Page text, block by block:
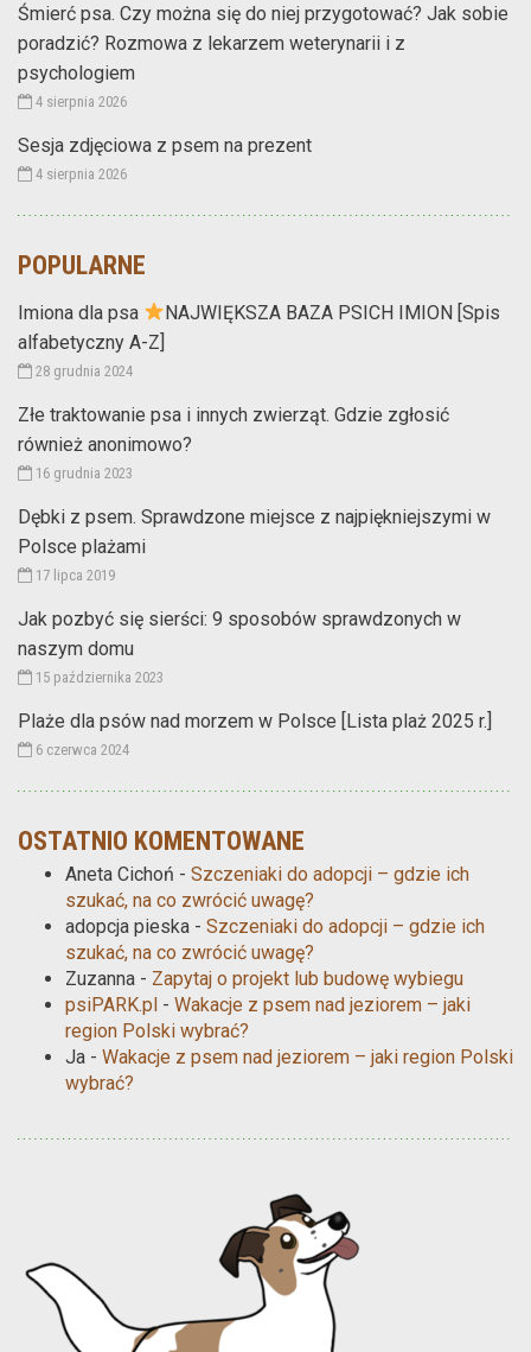
Śmierć psa. Czy można się do niej przygotować? Jak sobie
poradzić? Rozmowa z lekarzem weterynarii i z
psychologiem
4 sierpnia 2026
Sesja zdjęciowa z psem na prezent
4 sierpnia 2026
POPULARNE
Imiona dla psa
NAJWIĘKSZA BAZA PSICH IMION [Spis
alfabetyczny A-Z]
28 grudnia 2024
Złe traktowanie psa i innych zwierząt. Gdzie zgłosić
również anonimowo?
16 grudnia 2023
Dębki z psem. Sprawdzone miejsce z najpiękniejszymi w
Polsce plażami
17 lipca 2019
Jak pozbyć się sierści: 9 sposobów sprawdzonych w
naszym domu
15 października 2023
Plaże dla psów nad morzem w Polsce [Lista plaż 2025 r.]
6 czerwca 2024
OSTATNIO KOMENTOWANE
Aneta Cichoń - Szczeniaki do adopcji – gdzie ich
szukać, na co zwrócić uwagę?
adopcja pieska - Szczeniaki do adopcji – gdzie ich
szukać, na co zwrócić uwagę?
Zuzanna - Zapytaj o projekt lub budowę wybiegu
psiPARK.pl - Wakacje z psem nad jeziorem – jaki
region Polski wybrać?
Ja - Wakacje z psem nad jeziorem – jaki region Polski
wybrać?